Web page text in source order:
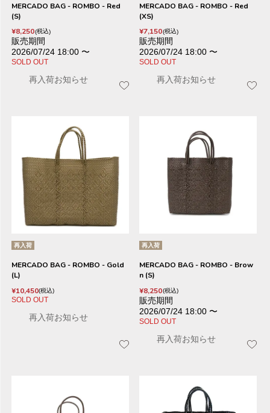
MERCADO BAG - ROMBO - Red
(S)
¥8,250 税込
販売期間
2026/07/24 18:00 〜
SOLD OUT
再入荷お知らせ
MERCADO BAG - ROMBO - Red
(XS)
¥7,150 税込
販売期間
2026/07/24 18:00 〜
SOLD OUT
再入荷お知らせ
再入荷
MERCADO BAG - ROMBO - Gold
(L)
¥10,450 税込
SOLD OUT
再入荷お知らせ
再入荷
MERCADO BAG - ROMBO - Brow
n (S)
¥8,250 税込
販売期間
2026/07/24 18:00 〜
SOLD OUT
再入荷お知らせ